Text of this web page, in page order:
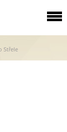
Střele